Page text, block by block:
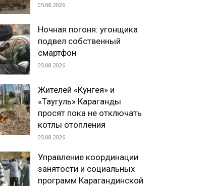
05.08.2026
Ночная погоня: угонщика
подвел собственный
смартфон
05.08.2026
Жителей «Кунгея» и
«Таугуль» Караганды
просят пока не отключать
котлы отопления
05.08.2026
Управление координации
занятости и социальных
программ Карагандинской